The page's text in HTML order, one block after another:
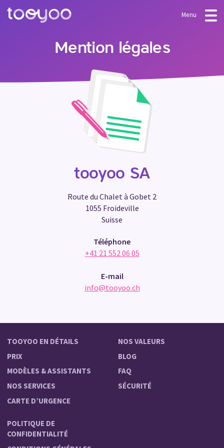
Menu
Services
Modèles & Assistants
FAQ
Mention légales
tooyoo SA
Route du Chalet à Gobet 2
1055 Froideville
Suisse
Téléphone
+41 21 552 06 05
E-mail
info@tooyoo.ch
TOOYOO EN DÉTAILS
PRIX
MODÈLES & ASSISTANTS
NOS SERVICES
CARTE D’URGENCE
NOS VALEURS
BLOG
FAQ
SÉCURITÉ
POLITIQUE DE
CONFIDENTIALITÉ